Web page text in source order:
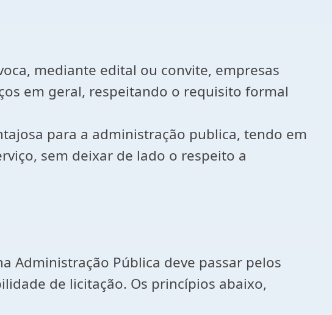
mediante edital ou convite, empresas
em geral, respeitando o requisito formal
para a administração publica, tendo em
sem deixar de lado o respeito a
Administração Pública deve passar pelos
de licitação. Os princípios abaixo,